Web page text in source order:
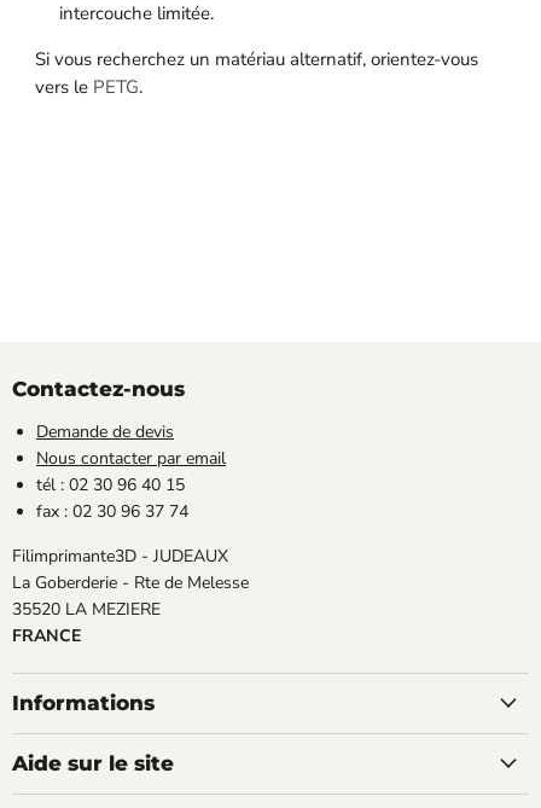
intercouche limitée.
Si vous recherchez un matériau alternatif, orientez-vous
vers le PETG.
Contactez-nous
Demande de devis
Nous contacter par email
tél : 02 30 96 40 15
fax : 02 30 96 37 74
Filimprimante3D - JUDEAUX
La Goberderie - Rte de Melesse
35520 LA MEZIERE
FRANCE
Informations
Aide sur le site